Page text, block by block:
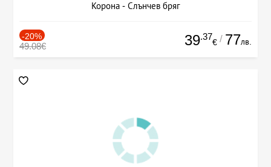
Корона - Слънчев бряг
-20%
49.08€ 39.37
€ / 77лв.